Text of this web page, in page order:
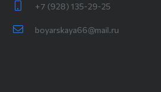
+7 (928) 135-29-25
boyarskaya66@mail.ru